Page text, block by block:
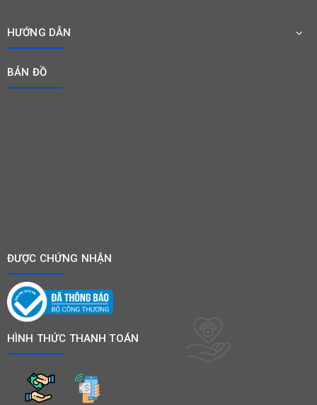
HƯỚNG DẪN
BẢN ĐỒ
ĐƯỢC CHỨNG NHẬN
HÌNH THỨC THANH TOÁN